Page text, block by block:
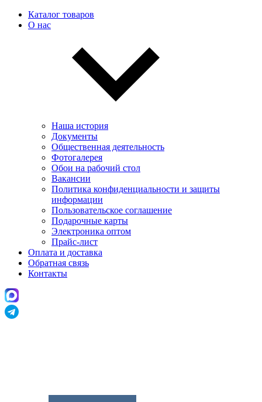
Каталог товаров
О нас
Наша история
Документы
Общественная деятельность
Фотогалерея
Обои на рабочий стол
Вакансии
Политика конфиденциальности и защиты
информации
Пользовательскоe соглашение
Подарочные карты
Электроника оптом
Прайс-лист
Оплата и доставка
Обратная связь
Контакты